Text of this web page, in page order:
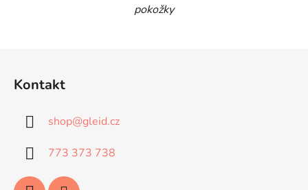
pokožky
Kontakt
shop@gleid.cz
773 373 738